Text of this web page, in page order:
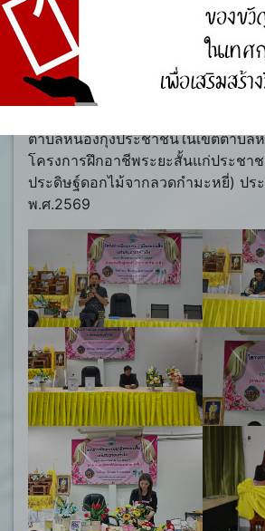
Posted on Admin
วันที่ 26 มีนาคม 2569 เวลา 09:00น
อักโข นายกองค์การบริหารส่วนตำบล
โครงการและพบปะประชาชนที่มาร่ว
ตำบลหนองกุงประชาชนในเขตตำบล
โครงการฝึกอาชีพระยะสั้นแก่ประชา
ประดิษฐ์ดอกไม้จากลวดกำมะหยี่) ปร
พ.ศ.2569